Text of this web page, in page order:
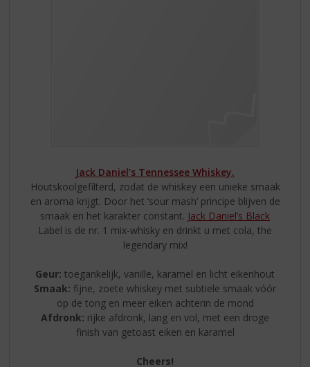
Jack Daniel’s Tennessee Whiskey.
Houtskoolgefilterd, zodat de whiskey een unieke smaak
en aroma krijgt. Door het ‘sour mash’ principe blijven de
smaak en het karakter constant. Jack Daniel’s Black
Label is de nr. 1 mix-whisky en drinkt u met cola, the
legendary mix!
Geur: toegankelijk, vanille, karamel en licht eikenhout
Smaak: fijne, zoete whiskey met subtiele smaak vóór
op de tong en meer eiken achterin de mond
Afdronk: rijke afdronk, lang en vol, met een droge
finish van getoast eiken en karamel
Cheers!